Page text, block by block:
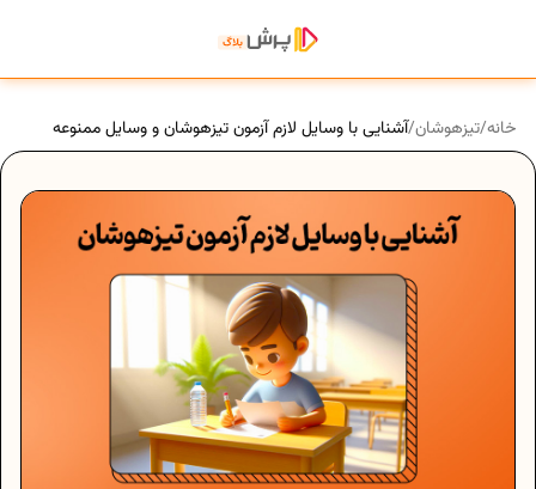
خانه/تیزهوشان/آشنایی با وسایل لازم آزمون تیزهوشان و وسایل ممنوعه